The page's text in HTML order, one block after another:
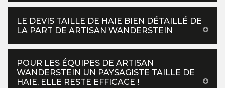
LE DEVIS TAILLE DE HAIE BIEN DÉTAILLÉ DE
LA PART DE ARTISAN WANDERSTEIN
POUR LES ÉQUIPES DE ARTISAN
WANDERSTEIN UN PAYSAGISTE TAILLE DE
HAIE, ELLE RESTE EFFICACE !